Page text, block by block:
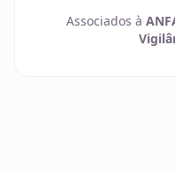
Associados à